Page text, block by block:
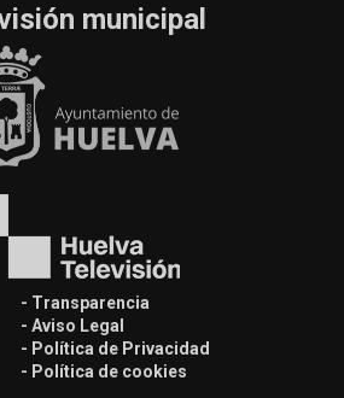
municipal
- Transparencia
- Aviso Legal
- Política de Privacidad
- Política de cookies